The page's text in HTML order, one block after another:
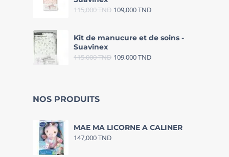
115,000TND 109,000TND
Kit de manucure et de soins -
Suavinex
115,000TND 109,000TND
NOS PRODUITS
MAE MA LICORNE A CALINER
147,000TND